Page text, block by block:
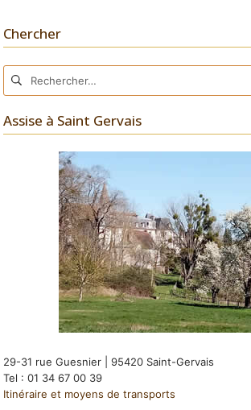
Chercher
Rechercher :
Assise à Saint Gervais
29-31 rue Guesnier | 95420 Saint-Gervais
Tel : 01 34 67 00 39
Itinéraire et moyens de transports